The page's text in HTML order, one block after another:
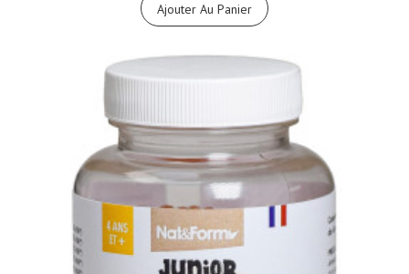
Ajouter Au Panier